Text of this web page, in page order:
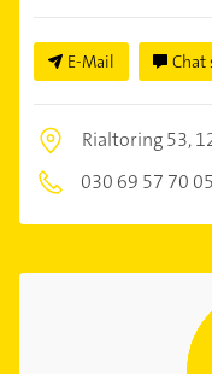
E-Mail Chat
Rialtoring 53,
030 69 57 70 05